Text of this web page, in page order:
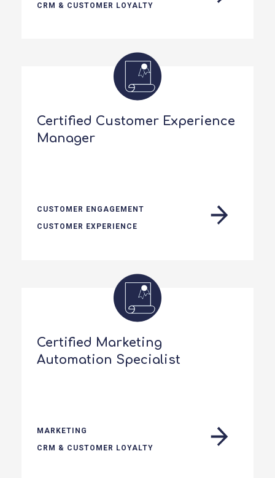
CRM & CUSTOMER LOYALTY
Certified Customer Experience
Manager
CUSTOMER ENGAGEMENT
CUSTOMER EXPERIENCE
Certified Marketing
Automation Specialist
MARKETING
CRM & CUSTOMER LOYALTY